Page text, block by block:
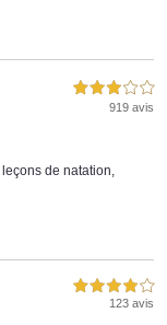
3,0 étoiles sur 5
919 avis
leçons de natation,
4,0 étoiles sur 5
123 avis